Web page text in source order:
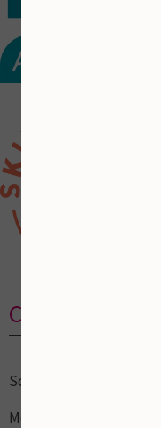
Schoonheidsalon
Mooi ZoLon